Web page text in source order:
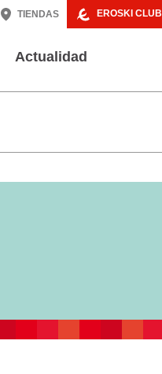
EROSKI CLUB
TIENDAS
Actualidad